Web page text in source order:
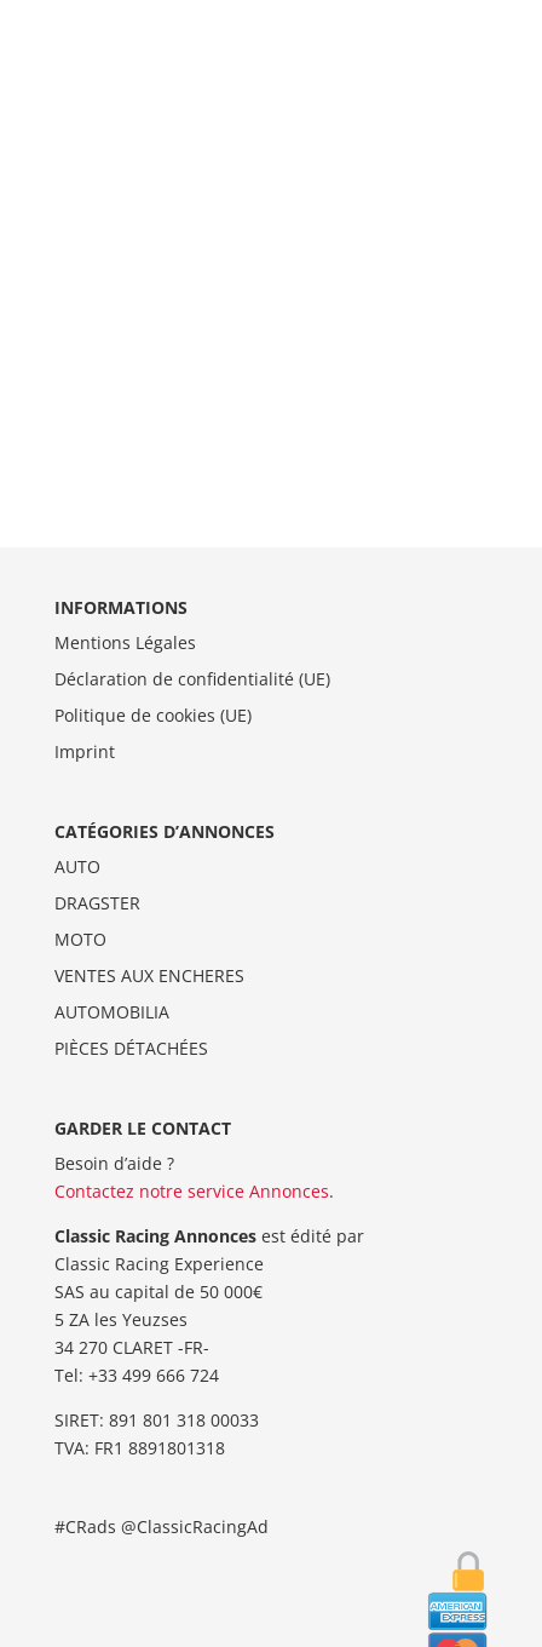
INFORMATIONS
Mentions Légales
Déclaration de confidentialité (UE)
Politique de cookies (UE)
Imprint
CATÉGORIES D’ANNONCES
AUTO
DRAGSTER
MOTO
VENTES AUX ENCHERES
AUTOMOBILIA
PIÈCES DÉTACHÉES
GARDER LE CONTACT
Besoin d’aide ?
Contactez notre service Annonces.
Classic Racing Annoncesest édité par
Classic Racing Experience
SAS au capital de 50 000€
5 ZA les Yeuzses
34 270 CLARET -FR-
Tel: ‭+33 499 666 724‬
SIRET: 891 801 318 00033
TVA: FR1 8891801318
#CRads @ClassicRacingAd